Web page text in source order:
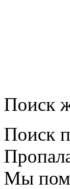
Поиск
Поиск
Мы